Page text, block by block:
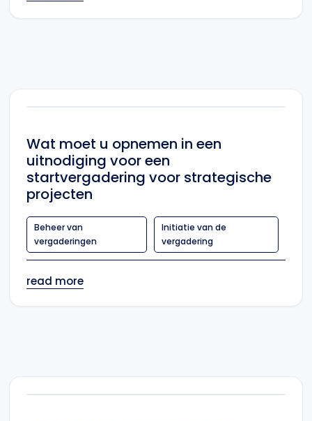
Wat moet u opnemen in een
uitnodiging voor een
startvergadering voor strategische
projecten
Beheer van
vergaderingen
Initiatie van de
vergadering
read more